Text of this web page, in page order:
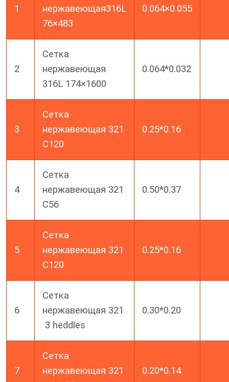
1
нержавеющая316L
76×483
0.064×0.055
2
Сетка
нержавеющая
316L 174×1600
0.064*0.032
3
Сетка
нержавеющая 321
C120
0.25*0.16
4
Сетка
нержавеющая 321
C56
0.50*0.37
5
Сетка
нержавеющая 321
C120
0.25*0.16
6
Сетка
нержавеющая 321
3 heddles
0.30*0.20
7
Сетка
нержавеющая 321
0.20*0.14